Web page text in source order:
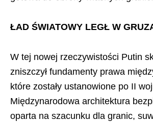
ŁAD ŚWIATOWY LEGŁ W
W tej nowej rzeczywistości Putin
zniszczył fundamenty prawa
które zostały ustanowione po II
Międzynarodowa architektura
oparta na szacunku dla granic,